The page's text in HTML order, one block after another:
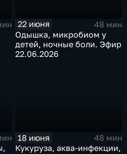
22 июня
48 мин
Одышка, микробиом у
детей, ночные боли. Эфир
22.06.2026
18 июня
48 мин
Кукуруза, аква-инфекции,